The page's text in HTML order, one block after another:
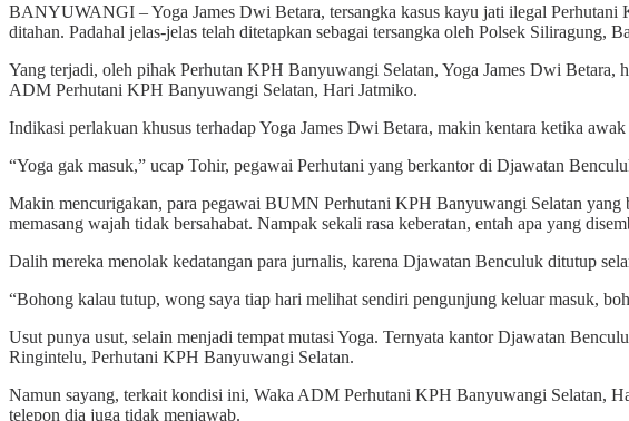
BANYUWANGI – Yoga James Dwi Betara, tersangka kasus kayu jati ilegal
ditahan. Padahal jelas-jelas telah ditetapkan sebagai tersangka oleh Polsek Siliragung,
Yang terjadi, oleh pihak Perhutan KPH Banyuwangi Selatan, Yoga James Dwi
ADM Perhutani KPH Banyuwangi Selatan, Hari Jatmiko.
Indikasi perlakuan khusus terhadap Yoga James Dwi Betara, makin kentara ketika
“Yoga gak masuk,” ucap Tohir, pegawai Perhutani yang berkantor di Djawatan
Makin mencurigakan, para pegawai BUMN Perhutani KPH Banyuwangi Selatan
memasang wajah tidak bersahabat. Nampak sekali rasa keberatan, entah apa yang
Dalih mereka menolak kedatangan para jurnalis, karena Djawatan Benculuk ditutup
“Bohong kalau tutup, wong saya tiap hari melihat sendiri pengunjung keluar masuk,
Usut punya usut, selain menjadi tempat mutasi Yoga. Ternyata kantor Djawatan
Ringintelu, Perhutani KPH Banyuwangi Selatan.
Namun sayang, terkait kondisi ini, Waka ADM Perhutani KPH Banyuwangi Selatan,
telepon dia juga tidak menjawab.